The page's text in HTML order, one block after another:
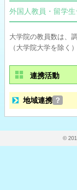
外国人教員・留学
大学院の教員数は、
（大学院大学を除く）
連携活動
地域連携 ？
©